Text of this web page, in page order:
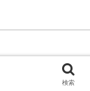
検索